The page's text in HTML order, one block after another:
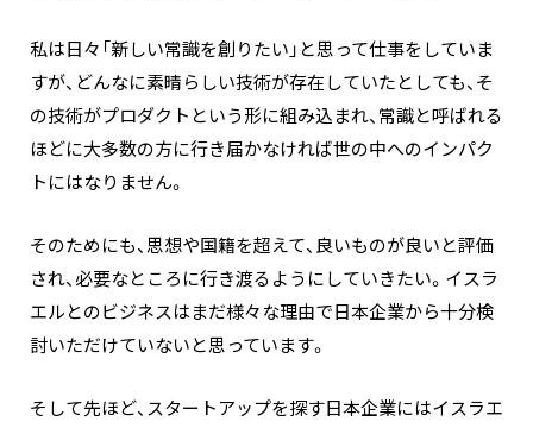
私は日々「新しい常識を創りたい」と思って仕事をしていま
すが、どんなに素晴らしい技術が存在していたとしても、そ
の技術がプロダクトという形に組み込まれ、常識と呼ばれる
ほどに大多数の方に行き届かなければ世の中へのインパク
トにはなりません。
そのためにも、思想や国籍を超えて、良いものが良いと評価
され、必要なところに行き渡るようにしていきたい。イスラ
エルとのビジネスはまだ様々な理由で日本企業から十分検
討いただけていないと思っています。
そして先ほど、スタートアップを探す日本企業にはイスラエ